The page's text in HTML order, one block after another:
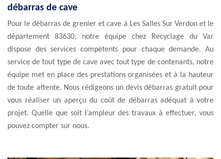
débarras de cave
Pour le débarras de grenier et cave à Les Salles Sur Verdon et le
département 83630, notre équipe chez Recyclage du Var
dispose des services compétents pour chaque demande. Au
service de tout type de cave avec tout type de contenants, notre
équipe met en place des prestations organisées et à la hauteur
de toute attente. Nous rédigeons un devis débarras gratuit pour
vous réaliser un aperçu du coût de débarras adéquat à votre
projet. Quelle que soit l’ampleur des travaux à effectuer, vous
pouvez compter sur nous.